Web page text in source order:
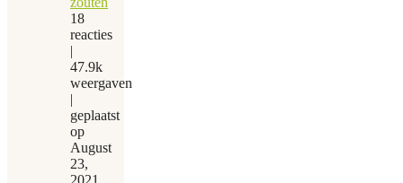
18
reacties
|
47.9k
weergaven
|
geplaatst
op
August
23,
2021